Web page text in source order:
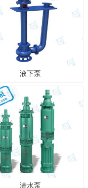
液下泵
潜水泵